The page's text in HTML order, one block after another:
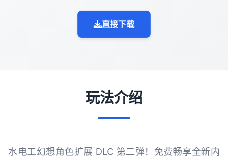
直接下载
玩法介绍
水电工幻想角色扩展 DLC 第二弹！免费畅享全新内